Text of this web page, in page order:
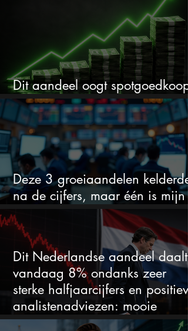
Dit aandeel oogt spotgoedkoop
voor hoeveel het kan stijgen
Deze 3 groeiaandelen
na de cijfers, maar één is mijn
duidelijke favoriet
Dit Nederlandse aandeel daalt
vandaag 8% ondanks zeer
sterke halfjaarcijfers en positieve
analistenadviezen: mooie
koopkans?